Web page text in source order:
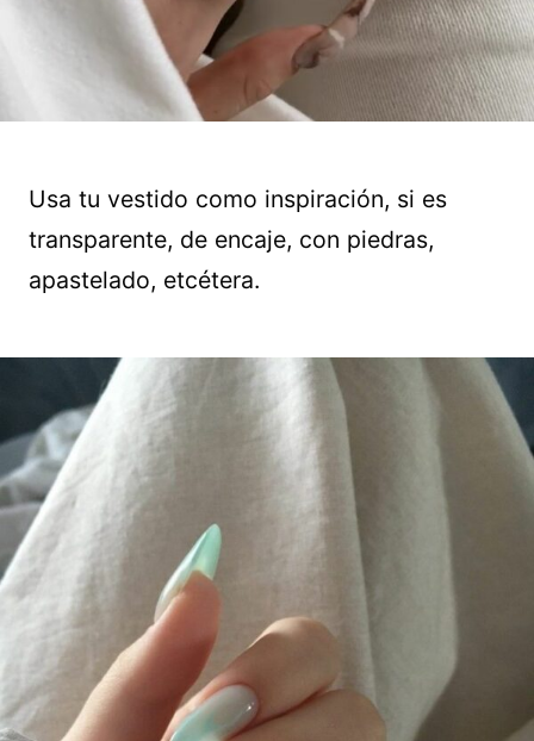
Usa tu vestido como inspiración, si es
transparente, de encaje, con piedras,
apastelado, etcétera.